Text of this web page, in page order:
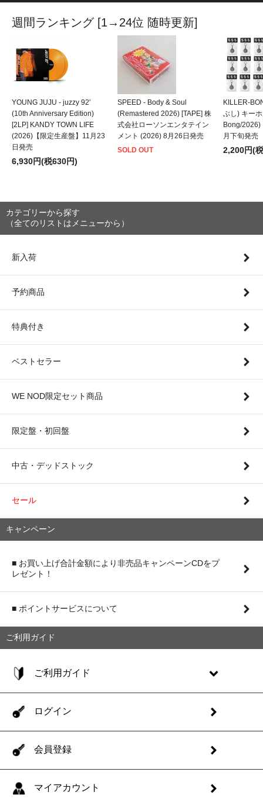
週間ランキング [1→24位 随時更新]
YOUNG JUJU - juzzy 92'
(10th Anniversary Edition)
[2LP] KANDY TOWN LIFE
(2026)【限定生産盤】11月23
日発売
6,930円(税630円)
SPEED - Body & Soul
(Remastered 2026) [TAPE] 株
式会社ローソンエンタテイン
メント (2026) 8月26日発売
SOLD OUT
KILLER-
ぶし) キー
Bong/2026)
月下旬発売
2,200円(
カテゴリーから探す
（全てのリストはメニューから）
新入荷
予約商品
特典付き
ベストセラー
WE NOD限定セット商品
限定盤・初回盤
中古・デッドストック
セール
キャンペーン
■ お買い上げ合計金額により非売品キャンペーンCDをプ
レゼント！
■ ポイントサービスについて
ご利用ガイド
ご利用ガイド
ログイン
会員登録
マイアカウント